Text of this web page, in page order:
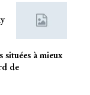
situées à mieux
de